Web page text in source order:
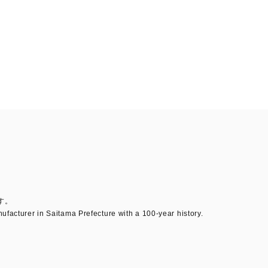
in Saitama Prefecture with a 100-year history.